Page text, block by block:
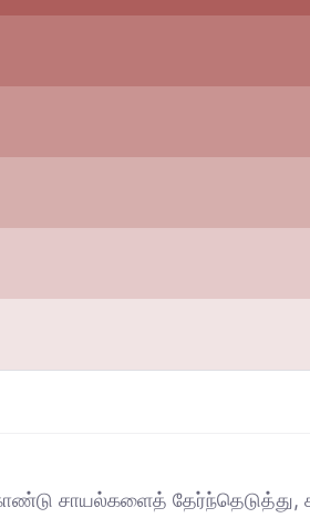
சாயல்களைத்